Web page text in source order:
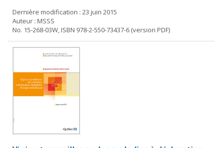
Dernière modification : 23 juin 2015
Auteur : MSSS
No. 15-268-03W, ISBN 978-2-550-73437-6 (version PDF)